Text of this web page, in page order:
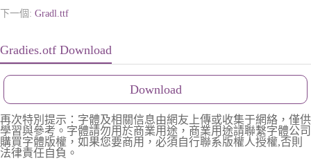
下一個: Gradl.ttf
Gradies.otf Download
Download
再次特別提示：字體及相關信息由網友上傳或收集于網絡，僅供
學習與參考。字體請勿用於商業用途，商業用途請聯繫字體公司
購買字體版權，如果您要商用，必須自行聯系版權人授權,否則
法律責任自負。